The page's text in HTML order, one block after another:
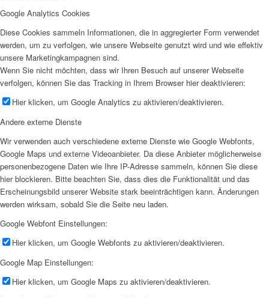
Google Analytics Cookies
Diese Cookies sammeln Informationen, die in aggregierter Form verwendet
werden, um zu verfolgen, wie unsere Webseite genutzt wird und wie effektiv
unsere Marketingkampagnen sind.
Wenn Sie nicht möchten, dass wir Ihren Besuch auf unserer Webseite
verfolgen, können Sie das Tracking in Ihrem Browser hier deaktivieren:
Hier klicken, um Google Analytics zu aktivieren/deaktivieren.
Andere externe Dienste
Wir verwenden auch verschiedene externe Dienste wie Google Webfonts,
Google Maps und externe Videoanbieter. Da diese Anbieter möglicherweise
personenbezogene Daten wie Ihre IP-Adresse sammeln, können Sie diese
hier blockieren. Bitte beachten Sie, dass dies die Funktionalität und das
Erscheinungsbild unserer Website stark beeinträchtigen kann. Änderungen
werden wirksam, sobald Sie die Seite neu laden.
Google Webfont Einstellungen:
Hier klicken, um Google Webfonts zu aktivieren/deaktivieren.
Google Map Einstellungen:
Hier klicken, um Google Maps zu aktivieren/deaktivieren.